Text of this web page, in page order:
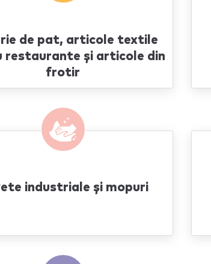
de pat, articole textile
restaurante și articole din
frotir
industriale și mopuri